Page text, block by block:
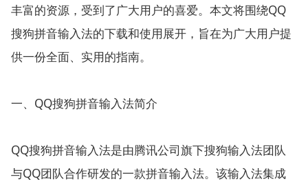
丰富的资源，受到了广大用户的喜爱。本文将围绕QQ
搜狗拼音输入法的下载和使用展开，旨在为广大用户提
供一份全面、实用的指南。
一、QQ搜狗拼音输入法简介
QQ搜狗拼音输入法是由腾讯公司旗下搜狗输入法团队
与QQ团队合作研发的一款拼音输入法。该输入法集成